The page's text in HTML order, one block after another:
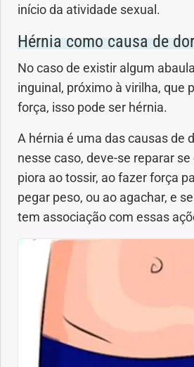
início da atividade sexual.
Hérnia como causa de
No caso de existir algum
inguinal, próximo à virilha, que
força, isso pode ser hérnia.
A hérnia é uma das causas de
nesse caso, deve-se reparar
piora ao tossir, ao fazer força
pegar peso, ou ao agachar, e
tem associação com essas